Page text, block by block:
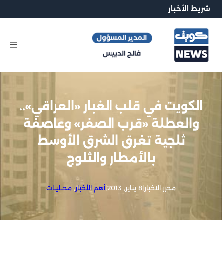
شريط الأخبار
الكويت في قلب الغبار «العراقي»..
والعطلة «قرب الصفر» وعاصفة
ثلجية تغرق الشرق الأوسط
بالأمطار والثلوج
محرر الاخبار|8 يناير, 2013 |أهم الأخبار, محــليــات